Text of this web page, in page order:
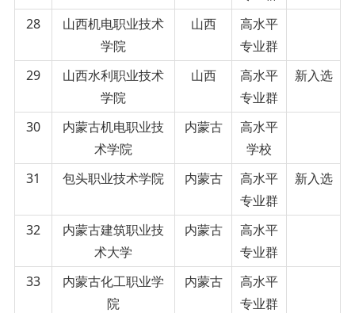
28
山西机电职业技术
学院
山西
高水平
专业群
29
山西水利职业技术
学院
山西
高水平
专业群
新入选
30
内蒙古机电职业技
术学院
内蒙古
高水平
学校
31
包头职业技术学院 内蒙古
高水平
专业群
新入选
32
内蒙古建筑职业技
术大学
内蒙古
高水平
专业群
33
内蒙古化工职业学
院
内蒙古
高水平
专业群